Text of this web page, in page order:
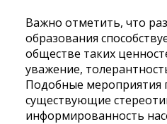
Важно отметить, что
образования
обществе таких
уважение,
Подобные мероприятия
существующие
информированность